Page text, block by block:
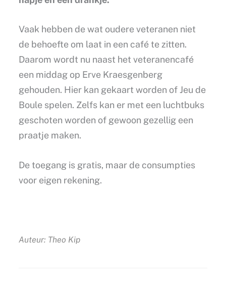
Vaak hebben de wat oudere veteranen niet
de behoefte om laat in een café te zitten.
Daarom wordt nu naast het veteranencafé
een middag op Erve Kraesgenberg
gehouden. Hier kan gekaart worden of Jeu de
Boule spelen. Zelfs kan er met een luchtbuks
geschoten worden of gewoon gezellig een
praatje maken.
De toegang is gratis, maar de consumpties
voor eigen rekening.
Auteur: Theo Kip